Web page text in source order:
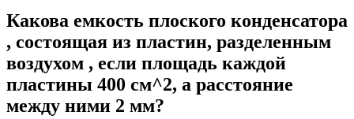
Какова емкость плоского конденсатора
, состоящая из пластин, разделенным
воздухом , если площадь каждой
пластины 400 см^2, а расстояние
между ними 2 мм?